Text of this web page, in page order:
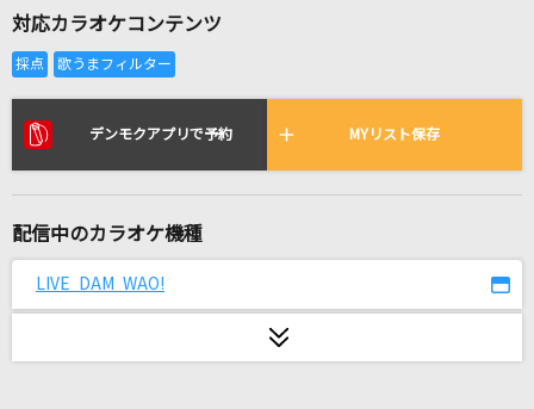
リアルタイムで歌われている曲の一覧
最後の優しさ
オトノナルホウヘ→
対応カラオケコンテンツ
デンモクアプリで予約 MYリスト保存
配信中のカラオケ機種
LIVE DAM WAO!